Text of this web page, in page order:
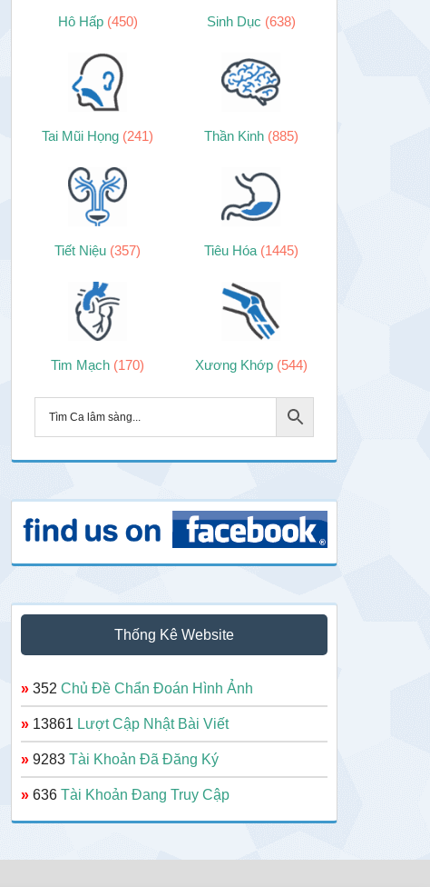
Hô Hấp (450) Sinh Dục (638)
Tai Mũi Họng (241) Thần Kinh (885)
Tiết Niệu (357) Tiêu Hóa (1445)
Tim Mạch (170) Xương Khớp (544)
Thống Kê Website
» 352 Chủ Đề Chẩn Đoán Hình Ảnh
» 13861 Lượt Cập Nhật Bài Viết
» 9283 Tài Khoản Đã Đăng Ký
» 636 Tài Khoản Đang Truy Cập